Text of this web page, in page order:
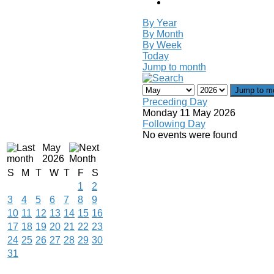
By Year
By Month
By Week
Today
Jump to month
Jump to
Preceding Day
Monday 11 May 2026
Following Day
No events were found
May
2026
S
M T W T F
S
1
2
3
4 5 6 7 8
9
10 11 12 13 14 15 16
17 18 19 20 21 22 23
24 25 26 27 28 29 30
31